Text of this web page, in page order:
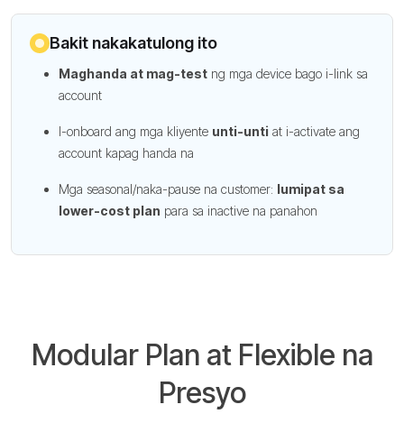
Bakit nakakatulong ito
Maghanda at mag-test ng mga device bago i-link sa
account
I-onboard ang mga kliyente unti-unti at i-activate ang
account kapag handa na
Mga seasonal/naka-pause na customer: lumipat sa
lower-cost plan para sa inactive na panahon
Modular Plan at Flexible na
Presyo